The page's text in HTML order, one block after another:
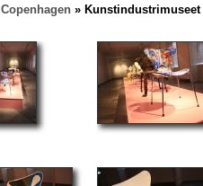
Copenhagen» Kunstindustrimuseet